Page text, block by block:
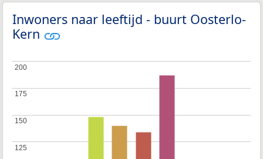
Inwoners naar leeftijd - buurt Oosterlo-
Kern
125
125
150
150
175
175
200
200